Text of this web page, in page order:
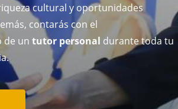
cultural y oportunidades
contarás con el
de un tutor personal durante toda tu